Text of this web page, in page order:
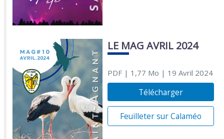
LE MAG AVRIL 2024
PDF| 1,77 Mo | 19 Avril 2024
Télécharger
Feuilleter sur Calaméo